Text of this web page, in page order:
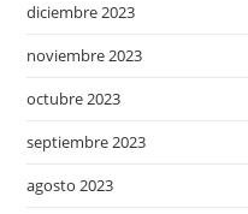
diciembre 2023
noviembre 2023
octubre 2023
septiembre 2023
agosto 2023